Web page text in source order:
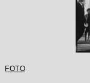
FOTO